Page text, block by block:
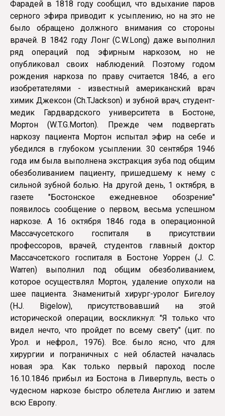
Фарадей в 1818 году сообщил, что вдыхание паров
серного эфира приводит к усыплению, но на это не
было обращено должного внимания со стороны
врачей. В 1842 году Лонг (C.W.Long) даже выполнил
ряд операций под эфирным наркозом, но не
опубликовал своих наблюдений. Поэтому годом
рождения наркоза по праву считается 1846, а его
изобретателями - известный американский врач
химик Джексон (Ch.TJackson) и зубной врач, студент-
медик Гардвардского университета в Бостоне,
Мортон (W.T.G.Morton). Прежде чем подвергать
наркозу пациента Мортон испытал эфир на себе и
убе­дился в глубоком усыплении. 30 сентября 1946
года им была выполнена экстракция зуба под общим
обезболиванием пациенту, пришедшему к нему с
сильной зубной болью. На другой день, 1 октября, в
газете "Бостонское ежедневное обозрение"
появилось сообщение о первом, весьма успешном
наркозе. А 16 октября 1846 года в операционной
Массачусетского госпиталя в присутс­твии
профессоров, врачей, студентов главный доктор
Массачсетского госпиталя в Бостоне Уоррен (J. C.
Warren) выполнил под общим обезболиванием,
которое осуществлял Мортон, удаление опухоли на
шее пациента. Знаменитый хирург-уролог Бигелоу
(HJ. Bigelow), присутствовавший на этой
исторической операции, воскликнул: "Я только что
видел нечто, что пройдет по всему свету" (цит. по
Урол. и нефрол., 1976). Все. было ясно, что для
хирургии и пограничных с ней областей началась
новая эра. Как только первый пароход после
16.10.1846 прибыл из Бостона в Ливерпуль, весть о
чудесном наркозе быстро облетела Англию и затем
всю Европу.